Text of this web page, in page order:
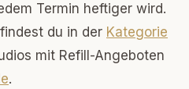
Termin heftiger wird.
du in der Kategorie
mit Refill-Angeboten
.